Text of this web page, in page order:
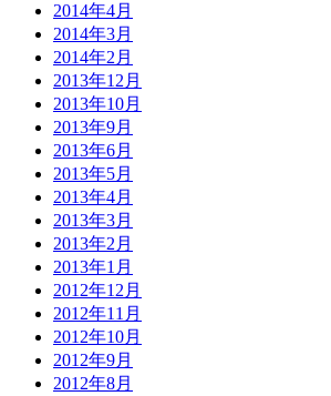
2014年4月
2014年3月
2014年2月
2013年12月
2013年10月
2013年9月
2013年6月
2013年5月
2013年4月
2013年3月
2013年2月
2013年1月
2012年12月
2012年11月
2012年10月
2012年9月
2012年8月